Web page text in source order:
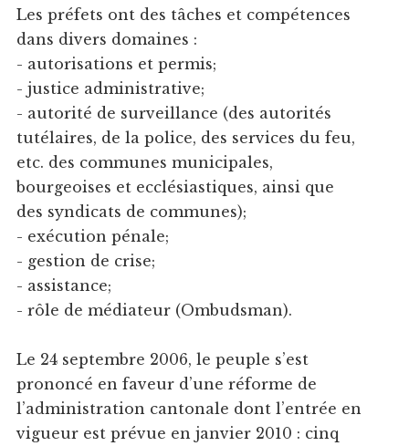
Les préfets ont des tâches et compétences
dans divers domaines :
- autorisations et permis;
- justice administrative;
- autorité de surveillance (des autorités
tutélaires, de la police, des services du feu,
etc. des communes municipales,
bourgeoises et ecclésiastiques, ainsi que
des syndicats de communes);
- exécution pénale;
- gestion de crise;
- assistance;
- rôle de médiateur (Ombudsman).
Le 24 septembre 2006, le peuple s’est
prononcé en faveur d’une réforme de
l’administration cantonale dont l’entrée en
vigueur est prévue en janvier 2010 : cinq